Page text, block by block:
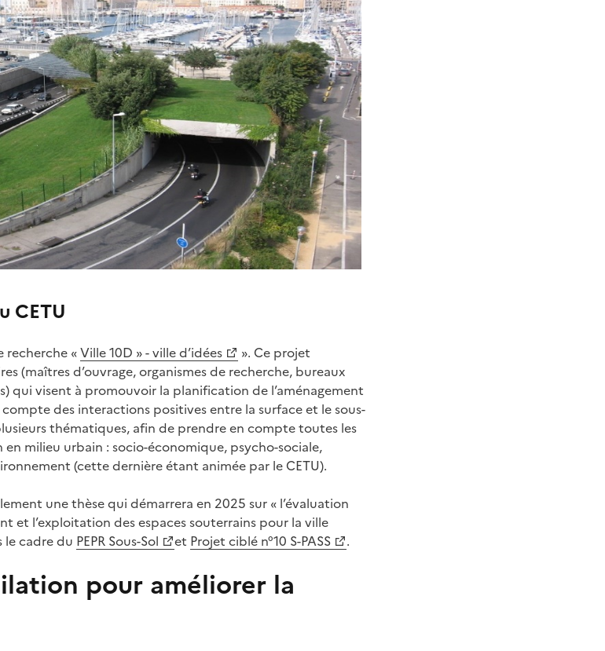
CETU
recherche «Ville 10D » - ville d’idées
». Ce projet
(maîtres d’ouvrage, organismes de recherche, bureaux
qui visent à promouvoir la planification de l’aménagement
des interactions positives entre la surface et le sous-
thématiques, afin de prendre en compte toutes les
en milieu urbain : socio-économique, psycho-sociale,
(cette dernière étant animée par le CETU).
une thèse qui démarrera en 2025 sur « l’évaluation
et l’exploitation des espaces souterrains pour la ville
le cadre du PEPR Sous-Sol et Projet ciblé n°10 S-PASS .
pour améliorer la